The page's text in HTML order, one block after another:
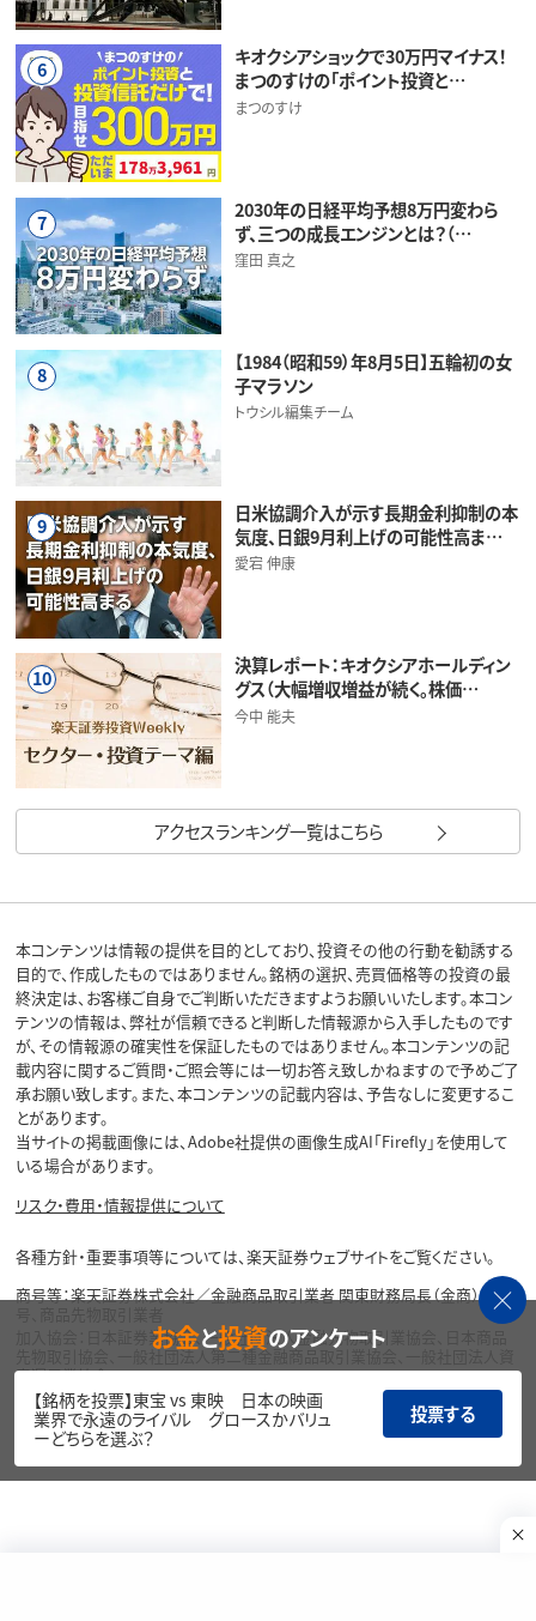
6
キオクシアショックで30万円マイナス！
まつのすけの「ポイント投資と…
まつのすけ
7
2030年の日経平均予想8万円変わら
ず、三つの成長エンジンとは？（…
窪田 真之
8
【1984（昭和59）年8月5日】五輪初の女
子マラソン
トウシル編集チーム
9
日米協調介入が示す長期金利抑制の本
気度、日銀9月利上げの可能性高ま…
愛宕 伸康
10
決算レポート：キオクシアホールディン
グス（大幅増収増益が続く。株価…
今中 能夫
アクセスランキング一覧はこちら
本コンテンツは情報の提供を目的としており、投資その他の行動を勧誘する
目的で、作成したものではありません。銘柄の選択、売買価格等の投資の最
終決定は、お客様ご自身でご判断いただきますようお願いいたします。本コン
テンツの情報は、弊社が信頼できると判断した情報源から入手したものです
が、その情報源の確実性を保証したものではありません。本コンテンツの記
載内容に関するご質問・ご照会等には一切お答え致しかねますので予めご了
承お願い致します。また、本コンテンツの記載内容は、予告なしに変更するこ
とがあります。
当サイトの掲載画像には、Adobe社提供の画像生成AI「Firefly」を使用して
いる場合があります。
リスク・費用・情報提供について
各種方針・重要事項等については、楽天証券ウェブサイトをご覧ください。
商号等：楽天証券株式会社／金融商品取引業者 関東財務局長（金商）第195
加入協会：日本証券業協会、一般社団法人金融先物取引業協会、日本商品
先物取引協会、一般社団法人第二種金融商品取引業協会、一般社団法人資
産運用業協会
Copyright©
1999-2026 Rakuten Securities, Inc. All
Rights Reserved.
お金と投資のアンケート
【銘柄を投票】東宝 vs 東映 日本の映画
業界で永遠のライバル グロースかバリュ
ーどちらを選ぶ？
投票する